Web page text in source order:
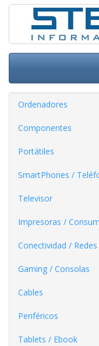
Ordenadores
Componentes
Portátiles
SmartPhones /
Televisor
Impresoras /
Conectividad / Redes
Gaming / Consolas
Cables
Periféricos
Tablets / Ebook